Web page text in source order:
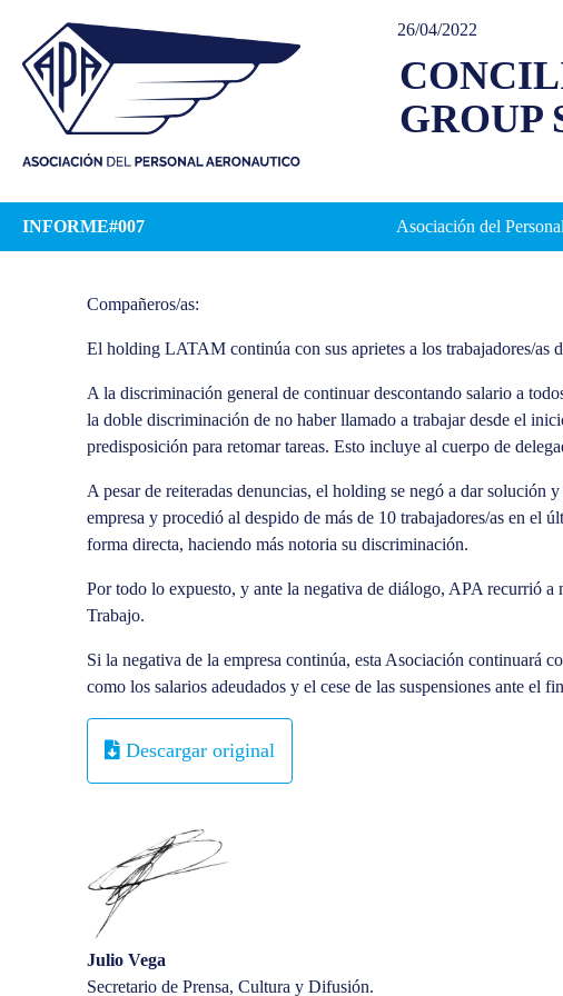
26/04/2022
GROUP
INFORME#007 Asociación del
Compañeros/as:
El holding LATAM continúa con sus aprietes a los trabajadores/
A la discriminación general de continuar descontando salario a
la doble discriminación de no haber llamado a trabajar desde el
predisposición para retomar tareas. Esto incluye al cuerpo de
A pesar de reiteradas denuncias, el holding se negó a dar
empresa y procedió al despido de más de 10 trabajadores/as en el
forma directa, haciendo más notoria su discriminación.
Por todo lo expuesto, y ante la negativa de diálogo, APA recurrió
Trabajo.
Si la negativa de la empresa continúa, esta Asociación continuará
como los salarios adeudados y el cese de las suspensiones ante el
Descargar original
Julio Vega
Secretario de Prensa, Cultura y Difusión.